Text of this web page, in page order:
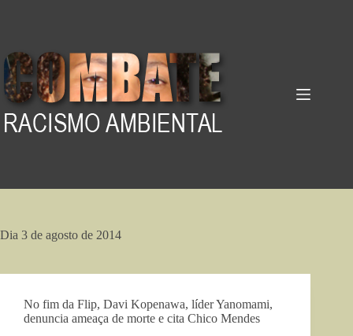
Dia 3 de agosto de 2014
No fim da Flip, Davi Kopenawa, líder Yanomami,
denuncia ameaça de morte e cita Chico Mendes